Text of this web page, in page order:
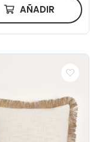
AÑADIR